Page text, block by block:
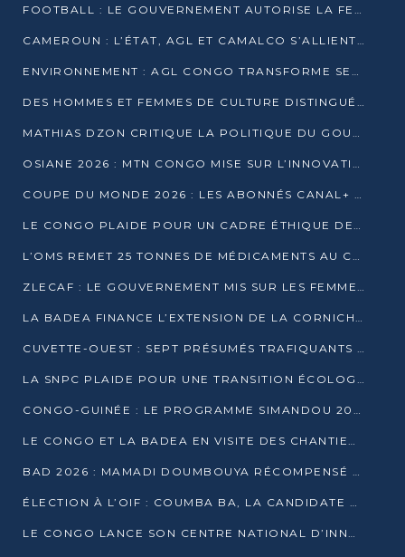
FOOTBALL : LE GOUVERNEMENT AUTORISE LA FECOFOOT À OCCUPER LES COMPLEXES SPORTIFS
CAMEROUN : L’ÉTAT, AGL ET CAMALCO S’ALLIENT POUR UN MÉGA-PROJET FERROVIAIRE
ENVIRONNEMENT : AGL CONGO TRANSFORME SES DÉCHETS EN OUTILS DE FORMATION
DES HOMMES ET FEMMES DE CULTURE DISTINGUÉS POUR LEUR ENGAGEMENT PAR BANTOU CULTURE
MATHIAS DZON CRITIQUE LA POLITIQUE DU GOUVERNEMENT ET ALERTE SUR LA DETTE DU CONGO
OSIANE 2026 : MTN CONGO MISE SUR L’INNOVATION POUR RELEVER LES DÉFIS AFRICAINS
COUPE DU MONDE 2026 : LES ABONNÉS CANAL+ AU CONGO DÉÇUS À QUELQUES JOURS DU COUP D’ENVOI
LE CONGO PLAIDE POUR UN CADRE ÉTHIQUE DE L’INTELLIGENCE ARTIFICIELLE À DAKAR
L’OMS REMET 25 TONNES DE MÉDICAMENTS AU CONGO POUR RENFORCER LA RIPOSTE AUX ÉPIDÉMIES
ZLECAF : LE GOUVERNEMENT MIS SUR LES FEMMES ENTREPRENEURES
LA BADEA FINANCE L’EXTENSION DE LA CORNICHE SUD DE BRAZZAVILLE
CUVETTE-OUEST : SEPT PRÉSUMÉS TRAFIQUANTS DE FAUNE INTERPELLÉS À EWO ET KELLÉ
LA SNPC PLAIDE POUR UNE TRANSITION ÉCOLOGIQUE PROGRESSIVE
CONGO-GUINÉE : LE PROGRAMME SIMANDOU 2040 AU CŒUR DES ÉCHANGES À LA BAD
LE CONGO ET LA BADEA EN VISITE DES CHANTIERS
BAD 2026 : MAMADI DOUMBOUYA RÉCOMPENSÉ PAR LE TROPHÉE BABACAR NDIAYE À BRAZZAVILLE
ÉLECTION À L’OIF : COUMBA BA, LA CANDIDATE DISCRÈTE QUI BOUSCULE LE JEU DIPLOMATIQUE
LE CONGO LANCE SON CENTRE NATIONAL D’INNOVATION